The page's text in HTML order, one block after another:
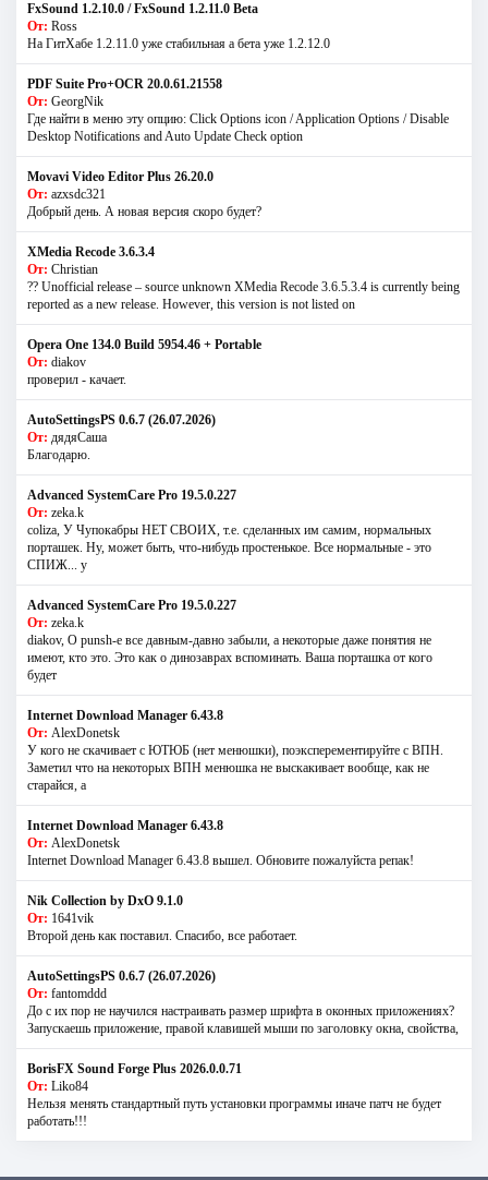
FxSound 1.2.10.0 / FxSound 1.2.11.0 Beta
От: Ross
На ГитХабе 1.2.11.0 уже стабильная а бета уже 1.2.12.0
PDF Suite Pro+OCR 20.0.61.21558
От: GeorgNik
Где найти в меню эту опцию: Click Options icon / Application Options / Disable
Desktop Notifications and Auto Update Check option
Movavi Video Editor Plus 26.20.0
От: azxsdc321
Добрый день. А новая версия скоро будет?
XMedia Recode 3.6.3.4
От: Christian
?? Unofficial release – source unknown XMedia Recode 3.6.5.3.4 is currently being
reported as a new release. However, this version is not listed on
Opera One 134.0 Build 5954.46 + Portable
От: diakov
проверил - качает.
AutoSettingsPS 0.6.7 (26.07.2026)
От: дядяСаша
Благодарю.
Advanced SystemCare Pro 19.5.0.227
От: zeka.k
coliza, У Чупокабры НЕТ СВОИХ, т.е. сделанных им самим, нормальных
порташек. Ну, может быть, что-нибудь простенькое. Все нормальные - это
СПИЖ... у
Advanced SystemCare Pro 19.5.0.227
От: zeka.k
diakov, О punsh-е все давным-давно забыли, а некоторые даже понятия не
имеют, кто это. Это как о динозаврах вспоминать. Ваша порташка от кого
будет
Internet Download Manager 6.43.8
От: AlexDonetsk
У кого не скачивает с ЮТЮБ (нет менюшки), поэксперементируйте с ВПН.
Заметил что на некоторых ВПН менюшка не выскакивает вообще, как не
старайся, а
Internet Download Manager 6.43.8
От: AlexDonetsk
Internet Download Manager 6.43.8 вышел. Обновите пожалуйста репак!
Nik Collection by DxO 9.1.0
От: 1641vik
Второй день как поставил. Спасибо, все работает.
AutoSettingsPS 0.6.7 (26.07.2026)
От: fantomddd
До с их пор не научился настраивать размер шрифта в оконных приложениях?
Запускаешь приложение, правой клавишей мыши по заголовку окна, свойства,
BorisFX Sound Forge Plus 2026.0.0.71
От: Liko84
Нельзя менять стандартный путь установки программы иначе патч не будет
работать!!!